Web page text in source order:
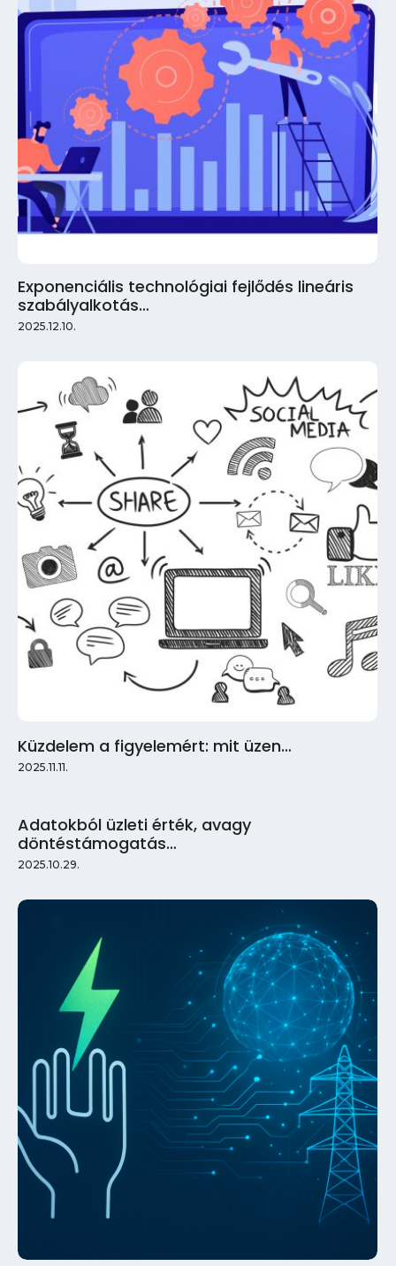
Exponenciális technológiai fejlődés lineáris
szabályalkotás…
2025.12.10.
Küzdelem a figyelemért: mit üzen…
2025.11.11.
Adatokból üzleti érték, avagy
döntéstámogatás…
2025.10.29.